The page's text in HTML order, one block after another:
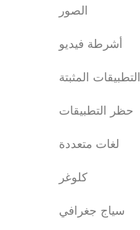
الصور
أشرطة فيديو
التطبيقات المثبتة
حظر التطبيقات
لغات متعددة
كلوغر
سياج جغرافي